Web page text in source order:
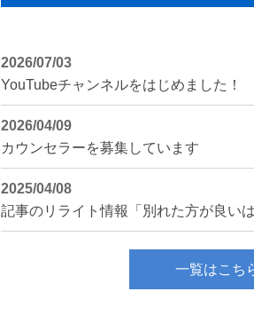
2026/07/03
YouTubeチャンネルをはじめました！
2026/04/09
カウンセラーを募集しています
2025/04/08
一覧はこち